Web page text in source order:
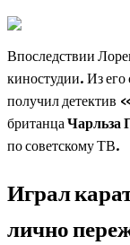
Впоследствии
киностудии. Из его
получил детектив
британца Чарльза
по советскому ТВ.
Играл
лично